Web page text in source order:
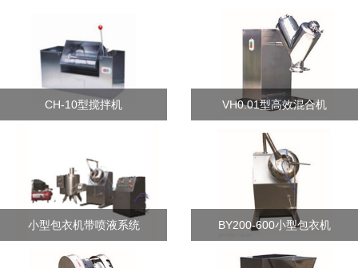
CH-10型搅拌机 VH0.01型高效混合机
小型包衣机带喷液系统 BY200-600小型包衣机